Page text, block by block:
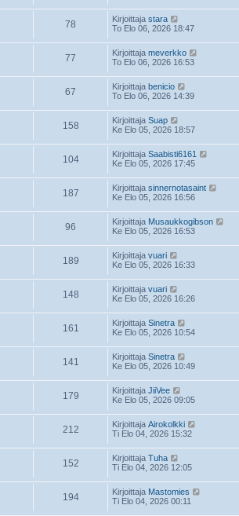
78 Kirjoittaja stara
To Elo 06, 2026 18:47
77 Kirjoittaja meverkko
To Elo 06, 2026 16:53
67 Kirjoittaja benicio
To Elo 06, 2026 14:39
158 Kirjoittaja Suap
Ke Elo 05, 2026 18:57
104 Kirjoittaja Saabisti6161
Ke Elo 05, 2026 17:45
187 Kirjoittaja sinnernotasaint
Ke Elo 05, 2026 16:56
96 Kirjoittaja Musaukkogibson
Ke Elo 05, 2026 16:53
189 Kirjoittaja vuari
Ke Elo 05, 2026 16:33
148 Kirjoittaja vuari
Ke Elo 05, 2026 16:26
161 Kirjoittaja Sinetra
Ke Elo 05, 2026 10:54
141 Kirjoittaja Sinetra
Ke Elo 05, 2026 10:49
179 Kirjoittaja JiiVee
Ke Elo 05, 2026 09:05
212 Kirjoittaja Airokolkki
Ti Elo 04, 2026 15:32
152 Kirjoittaja Tuha
Ti Elo 04, 2026 12:05
194 Kirjoittaja Mastomies
Ti Elo 04, 2026 00:11